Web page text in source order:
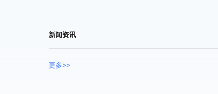
新闻资讯
更多>>